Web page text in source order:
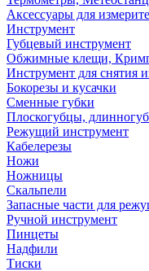
Аксессуары для
Инструмент
Губцевый инструмент
Обжимные клещи,
Инструмент для снятия
Бокорезы и кусачки
Сменные губки
Плоскогубцы,
Режущий инструмент
Кабелерезы
Ножи
Ножницы
Скальпели
Запасные части для
Ручной инструмент
Пинцеты
Надфили
Тиски